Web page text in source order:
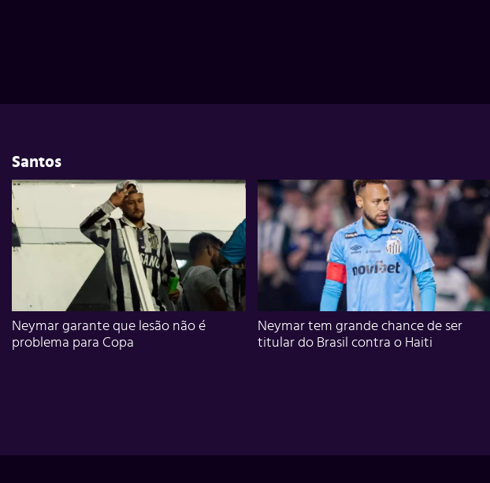
Santos
Neymar garante que lesão não é
problema para Copa
Neymar tem grande chance de ser
titular do Brasil contra o Haiti